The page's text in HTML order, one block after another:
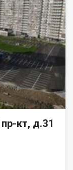
речного
Сеть
по всему
кт, д.31